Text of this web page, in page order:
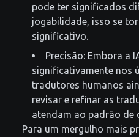
pode ter significados
jogabilidade, isso se
significativo.
Precisão: Embora a
significativamente nos
tradutores humanos
revisar e refinar as
atendam ao padrão de
Para um mergulho mais